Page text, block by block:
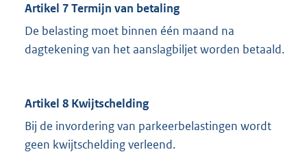
Artikel 7 Termijn van betaling
De belasting moet binnen één maand na
dagtekening van het aanslagbiljet worden betaald.
Artikel 8 Kwijtschelding
Bij de invordering van parkeerbelastingen wordt
geen kwijtschelding verleend.